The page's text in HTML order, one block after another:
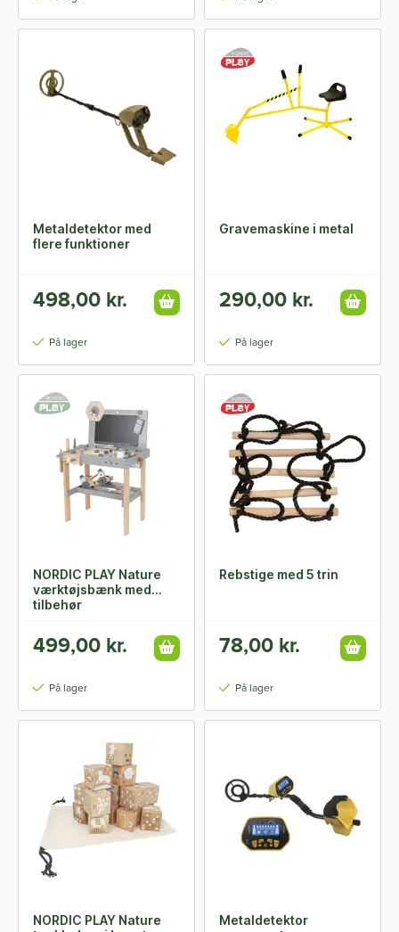
Metaldetektor med
flere funktioner
498,00 kr.
På lager
Gravemaskine i metal
290,00 kr.
På lager
NORDIC PLAY Nature
værktøjsbænk med
tilbehør
499,00 kr.
På lager
Rebstige med 5 trin
78,00 kr.
På lager
NORDIC PLAY Nature
Metaldetektor